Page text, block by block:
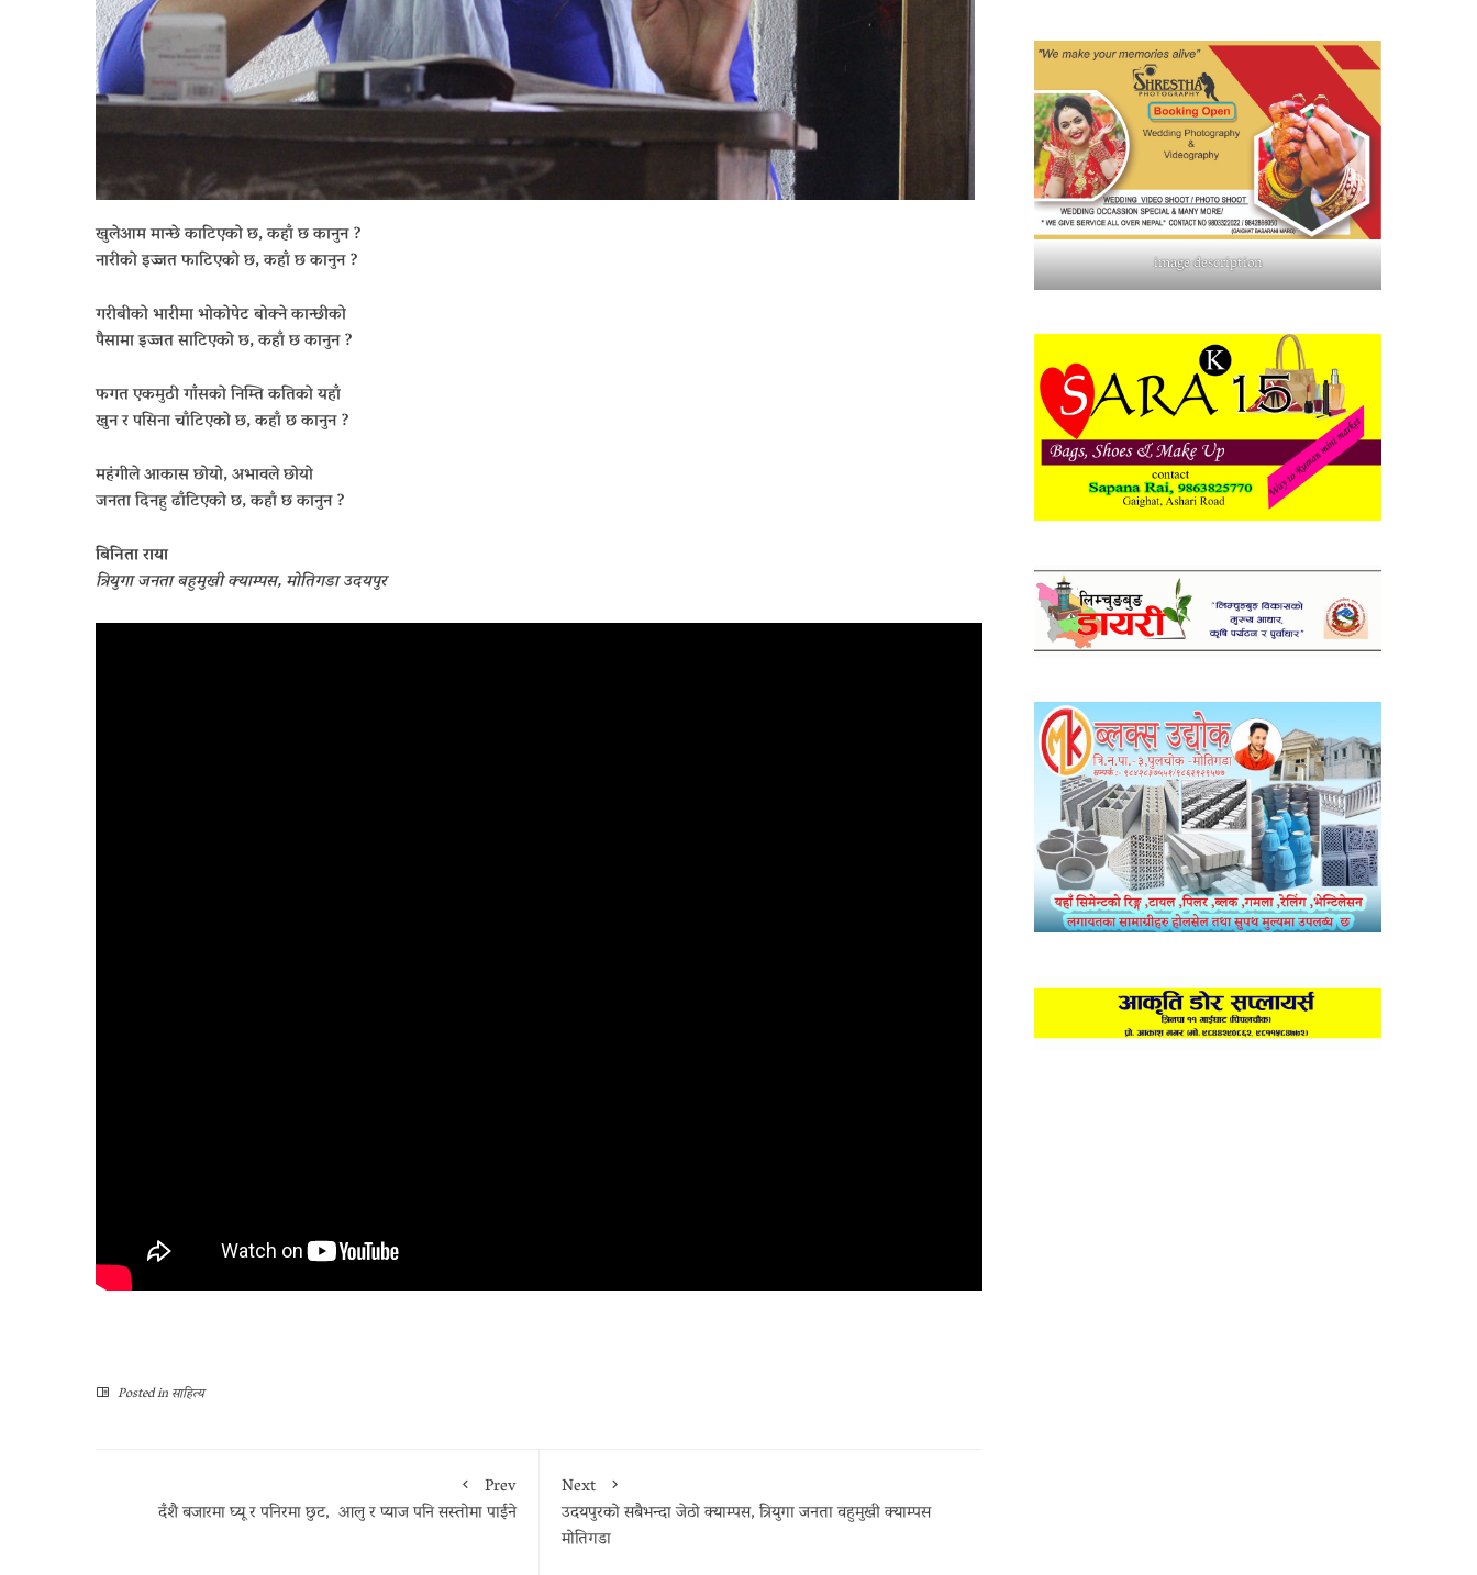
खुलेआम मान्छे काटिएको छ, कहाँ छ कानुन ?
नारीको इज्जत फाटिएको छ, कहाँ छ कानुन ?
गरीबीको भारीमा भोकोपेट बोक्ने कान्छीको
पैसामा इज्जत साटिएको छ, कहाँ छ कानुन ?
फगत एकमुठी गाँसको निम्ति कतिको यहाँ
खुन र पसिना चाँटिएको छ, कहाँ छ कानुन ?
महंगीले आकास छोयो, अभावले छोयो
जनता दिनहु ढाँटिएको छ, कहाँ छ कानुन ?
बिनिता राया
त्रियुगा जनता बहुमुखी क्याम्पस, मोतिगडा उदयपुर
Posted inसाहित्य
Prev
दँशै बजारमा घ्यू र पनिरमा छुट, आलु र प्याज पनि सस्तोमा पाईने
Next
उदयपुरको सबैभन्दा जेठो क्याम्पस, त्रियुगा जनता वहुमुखी क्याम्पस
मोतिगडा
image description